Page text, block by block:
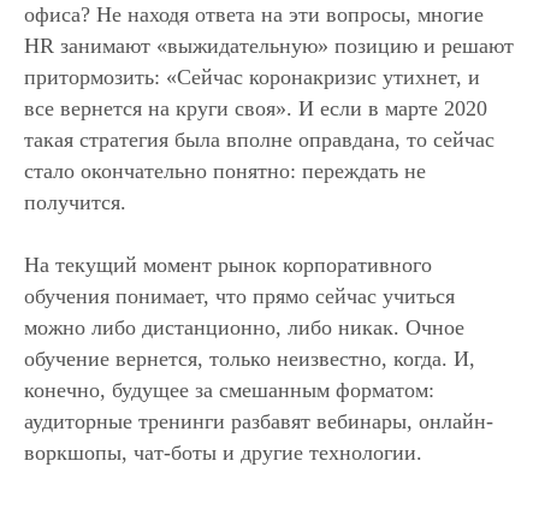
офиса? Не находя ответа на эти вопросы, многие
HR занимают «выжидательную» позицию и решают
притормозить: «Сейчас коронакризис утихнет, и
все вернется на круги своя». И если в марте 2020
такая стратегия была вполне оправдана, то сейчас
стало окончательно понятно: переждать не
получится.
На текущий момент рынок корпоративного
обучения понимает, что прямо сейчас учиться
можно либо дистанционно, либо никак. Очное
обучение вернется, только неизвестно, когда. И,
конечно, будущее за смешанным форматом:
аудиторные тренинги разбавят вебинары, онлайн-
воркшопы, чат-боты и другие технологии.